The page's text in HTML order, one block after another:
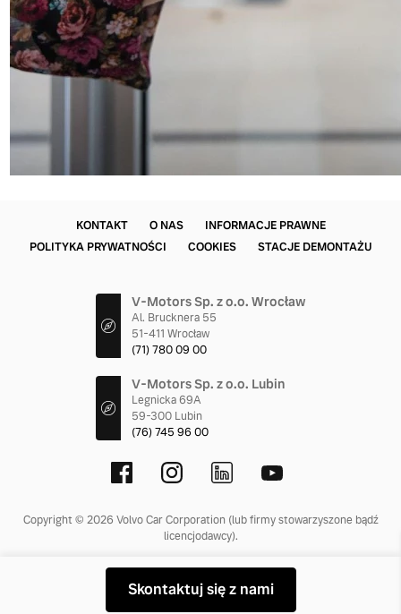
Skontaktuj się z nami
KONTAKT O NAS
INFORMACJE PRAWNE
POLITYKA PRYWATNOŚCI
COOKIES STACJE DEMONTAŻU
V-Motors Sp. z o.o. Wrocław
Al. Brucknera 55
51-411 Wrocław
(71) 780 09 00
V-Motors Sp. z o.o. Lubin
Legnicka 69A
59-300 Lubin
(76) 745 96 00
Copyright © 2026 Volvo Car Corporation (lub firmy stowarzyszone bądź
licencjodawcy).